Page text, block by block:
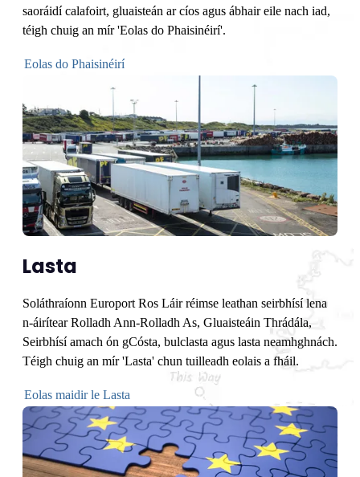
saoráidí calafoirt, gluaisteán ar cíos agus ábhair eile nach iad,
téigh chuig an mír 'Eolas do Phaisinéirí'.
Eolas do Phaisinéirí
Lasta
Soláthraíonn Europort Ros Láir réimse leathan seirbhísí lena
n-áirítear Rolladh Ann-Rolladh As, Gluaisteáin Thrádála,
Seirbhísí amach ón gCósta, bulclasta agus lasta neamhghnách.
Téigh chuig an mír 'Lasta' chun tuilleadh eolais a fháil.
Eolas maidir le Lasta